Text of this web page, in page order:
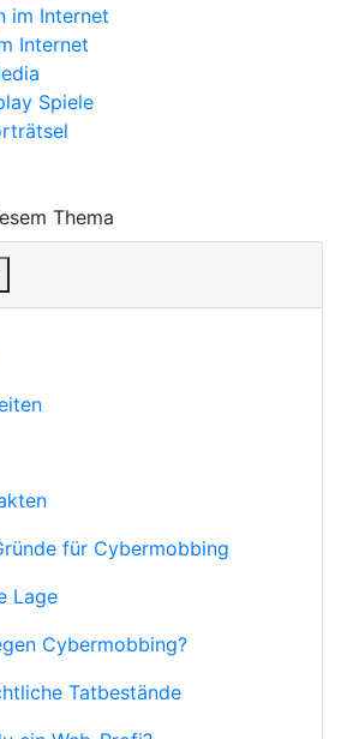
im Internet
Internet
Spiele
Thema
für Cybermobbing
Lage
Cybermobbing?
Tatbestände